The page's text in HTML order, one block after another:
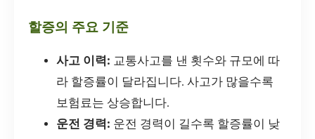
할증의 주요 기준
사고 이력: 교통사고를 낸 횟수와 규모에 따
라 할증률이 달라집니다. 사고가 많을수록
보험료는 상승합니다.
운전 경력: 운전 경력이 길수록 할증률이 낮